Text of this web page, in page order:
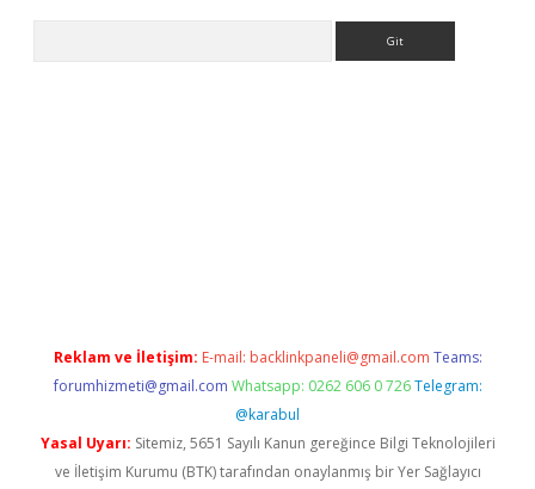
Reklam ve İletişim: E-mail: backlinkpaneli@gmail.com Teams:
forumhizmeti@gmail.com Whatsapp: 0262 606 0 726 Telegram:
@karabul
Yasal Uyarı: Sitemiz, 5651 Sayılı Kanun gereğince Bilgi Teknolojileri
ve İletişim Kurumu (BTK) tarafından onaylanmış bir Yer Sağlayıcı